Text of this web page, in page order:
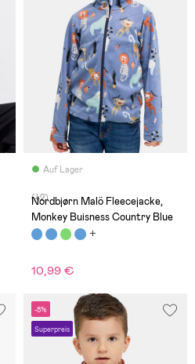
Auf Lager
(42)
Nordbjørn Malö Fleecejacke,
Monkey Buisness Country Blue
10,99 €
-8%
Superpreis